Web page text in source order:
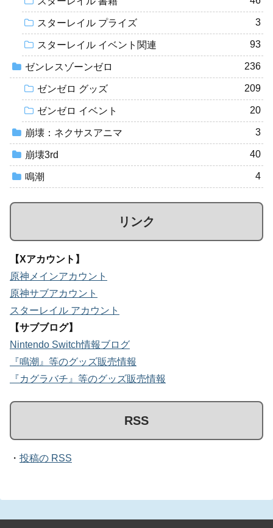
スターレイル プライズ 3
スターレイル イベント関連 93
ゼンレスゾーンゼロ 236
ゼンゼロ グッズ 209
ゼンゼロ イベント 20
崩壊：ネクサスアニマ 3
崩壊3rd 40
鳴潮 4
リンク
【Xアカウント】
原神メインアカウント
原神サブアカウント
スターレイル アカウント
【サブブログ】
Nintendo Switch情報ブログ
『鳴潮』等のグッズ販売情報
『カグラバチ』等のグッズ販売情報
RSS
・ 投稿の RSS